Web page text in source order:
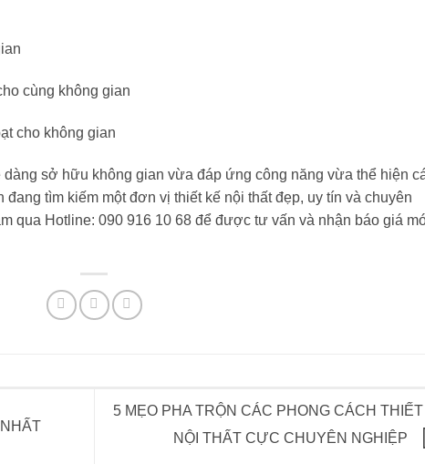
cùng không gian
cho không gian
dàng sở hữu không gian vừa đáp ứng công năng vừa thể hiện
tìm kiếm một đơn vị thiết kế nội thất đẹp, uy tín và chuyên
qua Hotline: 090 916 10 68 để được tư vấn và nhận báo giá
5 MẸO PHA TRỘN CÁC PHONG CÁCH
NỘI THẤT CỰC CHUYÊN NGHIỆP